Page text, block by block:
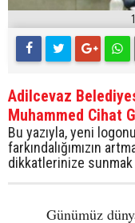
Adilcevaz
Muhammed Cihat
Bu yazıyla, yeni
farkındalığımızın
dikkatlerinize
Günümüz